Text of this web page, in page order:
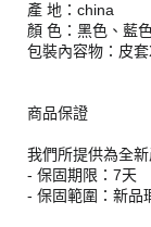
產 地：china
顏 色：黑色、藍
包裝內容物：皮套
商品保證
我們所提供為全
- 保固期限：7天
- 保固範圍：新品